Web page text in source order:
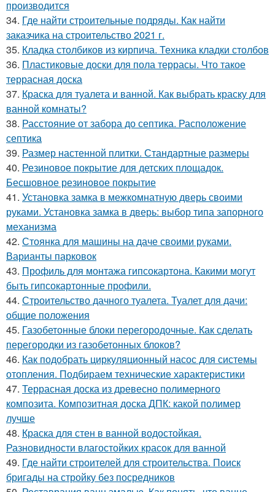
производится
34. Где найти строительные подряды. Как найти
заказчика на строительство 2021 г.
35. Кладка столбиков из кирпича. Техника кладки столбов
36. Пластиковые доски для пола террасы. Что такое
террасная доска
37. Краска для туалета и ванной. Как выбрать краску для
ванной комнаты?
38. Расстояние от забора до септика. Расположение
септика
39. Размер настенной плитки. Стандартные размеры
40. Резиновое покрытие для детских площадок.
Бесшовное резиновое покрытие
41. Установка замка в межкомнатную дверь своими
руками. Установка замка в дверь: выбор типа запорного
механизма
42. Стоянка для машины на даче своими руками.
Варианты парковок
43. Профиль для монтажа гипсокартона. Какими могут
быть гипсокартонные профили.
44. Строительство дачного туалета. Туалет для дачи:
общие положения
45. Газобетонные блоки перегородочные. Как сделать
перегородки из газобетонных блоков?
46. Как подобрать циркуляционный насос для системы
отопления. Подбираем технические характеристики
47. Террасная доска из древесно полимерного
композита. Композитная доска ДПК: какой полимер
лучше
48. Краска для стен в ванной водостойкая.
Разновидности влагостойких красок для ванной
49. Где найти строителей для строительства. Поиск
бригады на стройку без посредников